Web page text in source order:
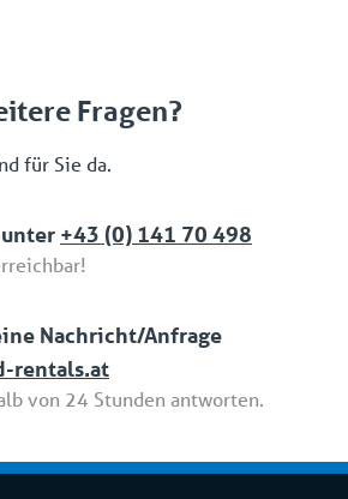
14001 (Umwelt).
Fragen?
für Sie da.
unter +43 (0) 141 70 498
Nachricht/Anfrage
rentals.at
von 24 Stunden antworten.